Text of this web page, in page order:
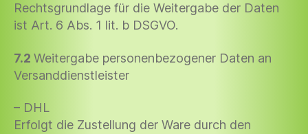
Rechtsgrundlage für die Weitergabe der Daten
ist Art. 6 Abs. 1 lit. b DSGVO.
7.2 Weitergabe personenbezogener Daten an
Versanddienstleister
– DHL
Erfolgt die Zustellung der Ware durch den